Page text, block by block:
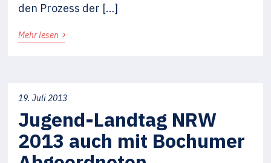
den Prozess der […]
Mehr lesen ›
19. Juli 2013
Jugend-Landtag NRW
2013 auch mit Bochumer